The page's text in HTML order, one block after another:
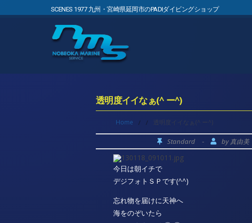
SCENES 1977 九州・宮崎県延岡市のPADIダイビングショップ
透明度イイなぁ(^ ー^)
Home / / 透明度イイなぁ(^ ー^)
Standard - by真由美
今日は朝イチで
デジフォトＳＰです(^^)
忘れ物を届けに天神へ
海をのぞいたら